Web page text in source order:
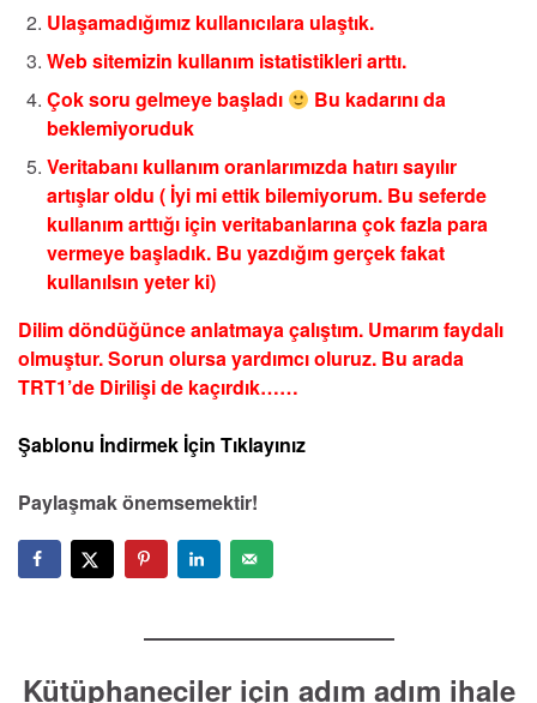
Ulaşamadığımız kullanıcılara ulaştık.
Web sitemizin kullanım istatistikleri arttı.
Çok soru gelmeye başladı
Bu kadarını da
beklemiyoruduk
Veritabanı kullanım oranlarımızda hatırı sayılır
artışlar oldu ( İyi mi ettik bilemiyorum. Bu seferde
kullanım arttığı için veritabanlarına çok fazla para
vermeye başladık. Bu yazdığım gerçek fakat
kullanılsın yeter ki)
Dilim döndüğünce anlatmaya çalıştım. Umarım faydalı
olmuştur. Sorun olursa yardımcı oluruz. Bu arada
TRT1’de Dirilişi de kaçırdık……
Şablonu İndirmek İçin Tıklayınız
Paylaşmak önemsemektir!
Kütüphaneciler için adım adım ihale